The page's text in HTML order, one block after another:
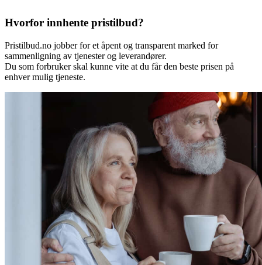
Hvorfor innhente pristilbud?
Pristilbud.no jobber for et åpent og transparent marked for
sammenligning av tjenester og leverandører.
Du som forbruker skal kunne vite at du får den beste prisen på
enhver mulig tjeneste.